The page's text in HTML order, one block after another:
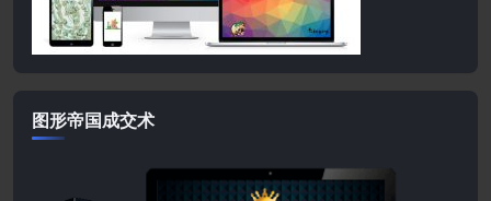
图形帝国成交术